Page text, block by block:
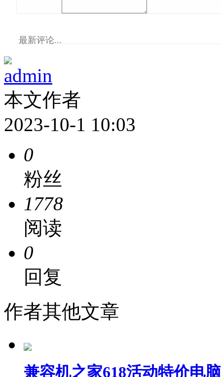
最新评论...
admin
本文作者
2023-10-1 10:03
0
粉丝
1778
阅读
0
回复
作者其他文章
兼容机之家618活动特价电